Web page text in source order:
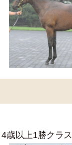
以上1勝クラス